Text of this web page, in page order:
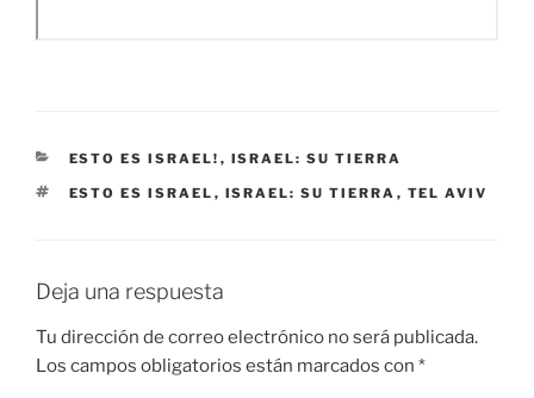
CATEGORÍAS
ESTO ES ISRAEL! , ISRAEL: SU TIERRA
ETIQUETAS
ESTO ES ISRAEL , ISRAEL: SU TIERRA , TEL AVIV
Deja una respuesta
Tu dirección de correo electrónico no será publicada.
Los campos obligatorios están marcados con *